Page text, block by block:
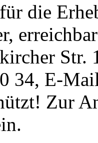
die
Str.
34, E-
Zur